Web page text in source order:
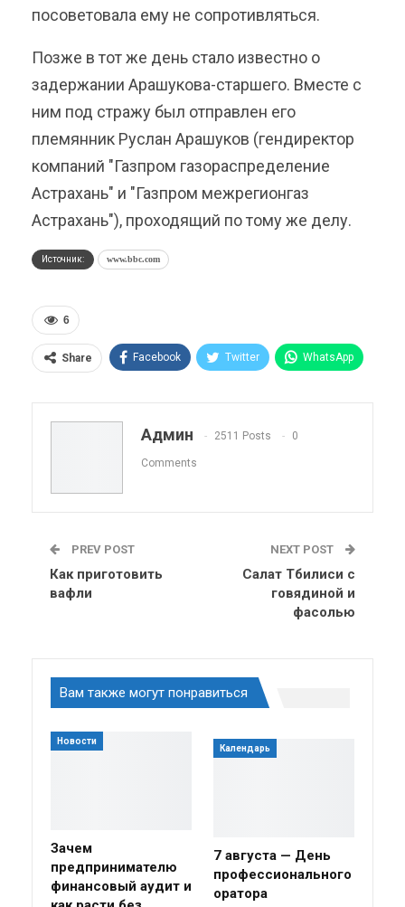
посоветовала ему не сопротивляться.
Позже в тот же день стало известно о
задержании Арашукова-старшего. Вместе с
ним под стражу был отправлен его
племянник Руслан Арашуков (гендиректор
компаний "Газпром газораспределение
Астрахань" и "Газпром межрегионгаз
Астрахань"), проходящий по тому же делу.
Источник: www.bbc.com
6
Share Facebook Twitter WhatsApp
Telegram
Linkedin
Админ 2511 Posts 0
Comments
PREV POST
Как приготовить
вафли
NEXT POST
Салат Тбилиси с
говядиной и
фасолью
Вам также могут понравиться
Новости
Зачем
предпринимателю
финансовый аудит и
Календарь
7 августа — День
профессионального
оратора